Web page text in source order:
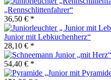
„Rennschlittenfahrer“
36,50 € *
Junior mit Lebkuchenherz“
28,10 € *
54,40 € *